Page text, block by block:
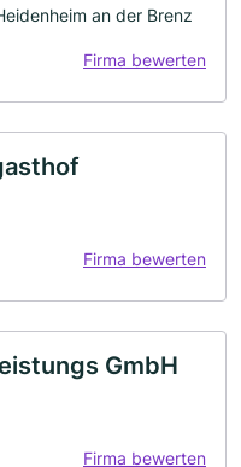
an der Brenz
Firma bewerten
Firma bewerten
GmbH
Firma bewerten